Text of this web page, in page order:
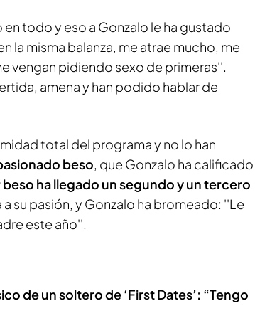
todo y eso a Gonzalo le ha gustado
la misma balanza, me atrae mucho, me
vengan pidiendo sexo de primeras''.
amena y han podido hablar de
total del programa y no lo han
beso, que Gonzalo ha calificado
ha llegado un segundo y un tercero
su pasión, y Gonzalo ha bromeado: ''Le
este año''.
de un soltero de ‘First Dates’: “Tengo